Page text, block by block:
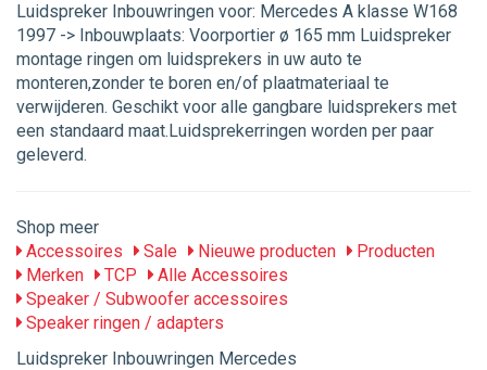
Luidspreker Inbouwringen voor: Mercedes A klasse W168
1997 -> Inbouwplaats: Voorportier ø 165 mm Luidspreker
montage ringen om luidsprekers in uw auto te
monteren,zonder te boren en/of plaatmateriaal te
verwijderen. Geschikt voor alle gangbare luidsprekers met
een standaard maat.Luidsprekerringen worden per paar
geleverd.
Shop meer
Accessoires
Sale Nieuwe producten
Producten
Merken
TCP
Alle Accessoires
Speaker / Subwoofer accessoires
Speaker ringen / adapters
Luidspreker Inbouwringen Mercedes